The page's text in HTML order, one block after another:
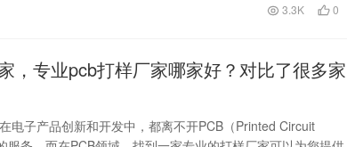
3.3K 0
，专业pcb打样厂家哪家好？对比了很多
电子产品创新和开发中，都离不开PCB（Printed Circuit